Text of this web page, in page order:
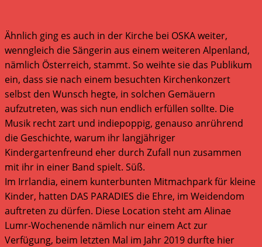
Ähnlich ging es auch in der Kirche bei OSKA weiter,
wenngleich die Sängerin aus einem weiteren Alpenland,
nämlich Österreich, stammt. So weihte sie das Publikum
ein, dass sie nach einem besuchten Kirchenkonzert
selbst den Wunsch hegte, in solchen Gemäuern
aufzutreten, was sich nun endlich erfüllen sollte. Die
Musik recht zart und indiepoppig, genauso anrührend
die Geschichte, warum ihr langjähriger
Kindergartenfreund eher durch Zufall nun zusammen
mit ihr in einer Band spielt. Süß.
Im Irrlandia, einem kunterbunten Mitmachpark für kleine
Kinder, hatten DAS PARADIES die Ehre, im Weidendom
auftreten zu dürfen. Diese Location steht am Alinae
Lumr-Wochenende nämlich nur einem Act zur
Verfügung, beim letzten Mal im Jahr 2019 durfte hier